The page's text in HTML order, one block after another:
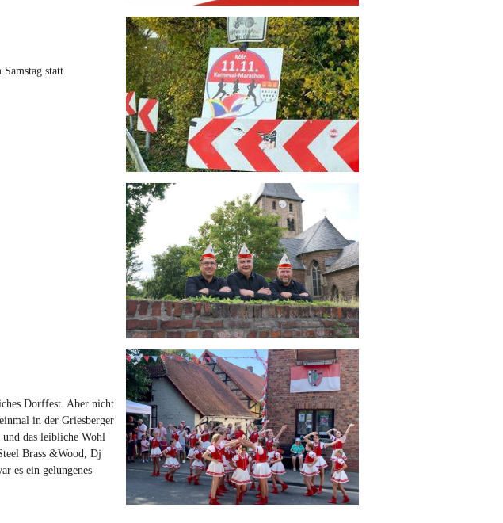
statt.
Dorffest. Aber nicht
in der Griesberger
und das leibliche Wohl
Brass &Wood, Dj
es ein gelungenes